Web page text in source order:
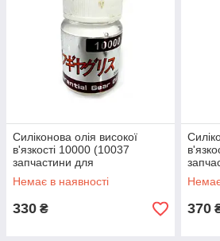
Силіконова олія високої
в'язкості 10000 (10037
запчастини для
радіокерованих моделей
Himoto)
Немає в наявності
330 ₴ 370